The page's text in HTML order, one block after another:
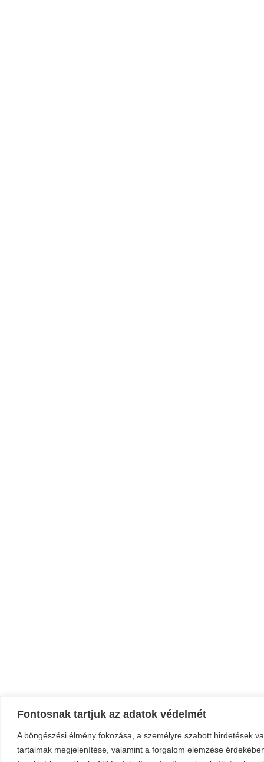
Fontosnak tartjuk az adatok védelmét
A böngészési élmény fokozása, a személyre szabott hirdetések
tartalmak megjelenítése, valamint a forgalom elemzése